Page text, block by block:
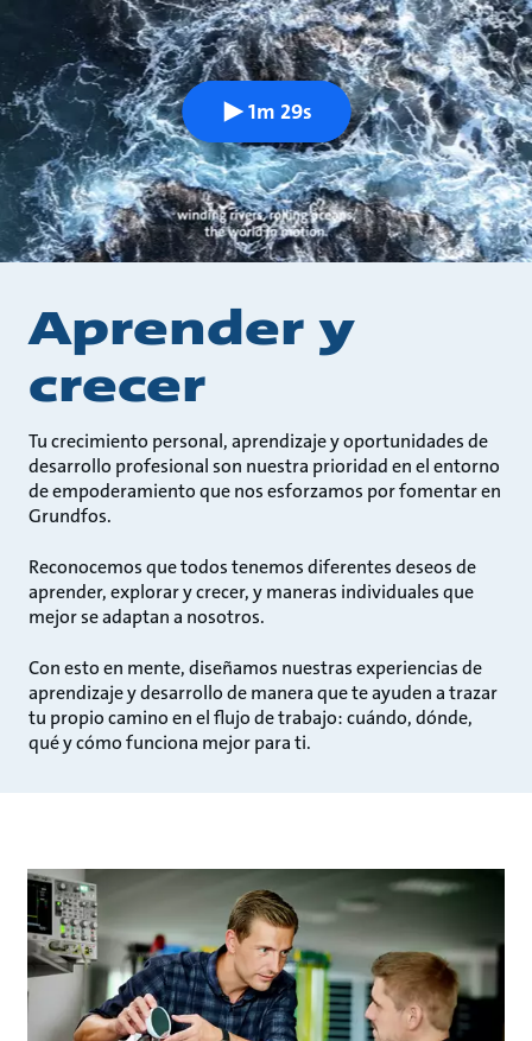
1m 29s
Aprender y
crecer
Tu crecimiento personal, aprendizaje y oportunidades de
desarrollo profesional son nuestra prioridad en el entorno
de empoderamiento que nos esforzamos por fomentar en
Grundfos.
Reconocemos que todos tenemos diferentes deseos de
aprender, explorar y crecer, y maneras individuales que
mejor se adaptan a nosotros.
Con esto en mente, diseñamos nuestras experiencias de
aprendizaje y desarrollo de manera que te ayuden a trazar
tu propio camino en el flujo de trabajo: cuándo, dónde,
qué y cómo funciona mejor para ti.